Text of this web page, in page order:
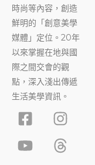
時尚等內容，創造
鮮明的「創意美學
媒體」定位。20年
以來掌握在地與國
際之間交會的觀
點，深入淺出傳遞
生活美學資訊。
F
a
c
I
n
s
t
Y
o
u
T
h
r
e